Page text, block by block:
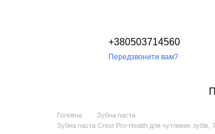
+380503714560
Передзвонити вам?
Головна
Зубна паста
Зубна паста Crest Pro-Health для чутливих зубів,